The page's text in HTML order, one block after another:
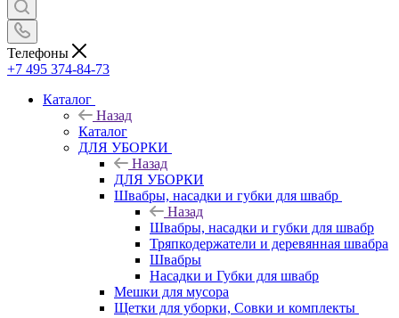
Телефоны
+7 495 374-84-73
Каталог
Назад
Каталог
ДЛЯ УБОРКИ
Назад
ДЛЯ УБОРКИ
Швабры, насадки и губки для швабр
Назад
Швабры, насадки и губки для швабр
Тряпкодержатели и деревянная швабра
Швабры
Насадки и Губки для швабр
Мешки для мусора
Щетки для уборки, Совки и комплекты